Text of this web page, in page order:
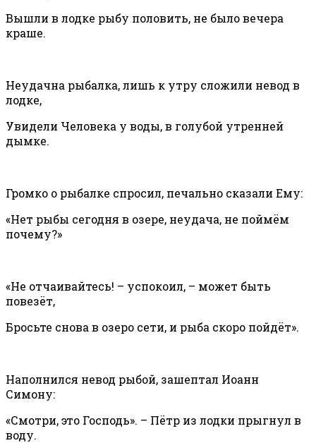
Вышли в лодке рыбу половить, не было вечера
краше.
Неудачна рыбалка, лишь к утру сложили невод в
лодке,
Увидели Человека у воды, в голубой утренней
дымке.
Громко о рыбалке спросил, печально сказали Ему:
«Нет рыбы сегодня в озере, неудача, не поймём
почему?»
«Не отчаивайтесь! – успокоил, – может быть
повезёт,
Бросьте снова в озеро сети, и рыба скоро пойдёт».
Наполнился невод рыбой, зашептал Иоанн
Симону:
«Смотри, это Господь». – Пётр из лодки прыгнул в
воду.